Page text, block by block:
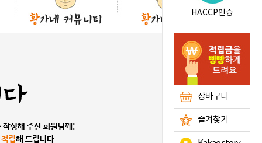
HACCP인증
장바구니
즐겨찾기